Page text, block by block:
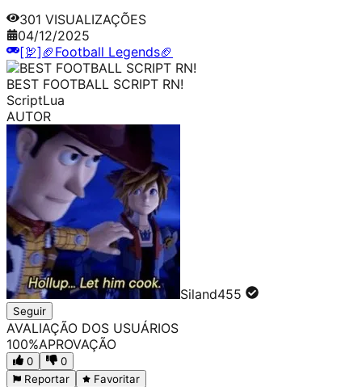
301 VISUALIZAÇÕES
04/12/2025
[🦃]🏈Football Legends🏈
BEST FOOTBALL SCRIPT RN!
ScriptLua
AUTOR
Siland455
Seguir
AVALIAÇÃO DOS USUÁRIOS
100%APROVAÇÃO
0
0
Reportar
Favoritar